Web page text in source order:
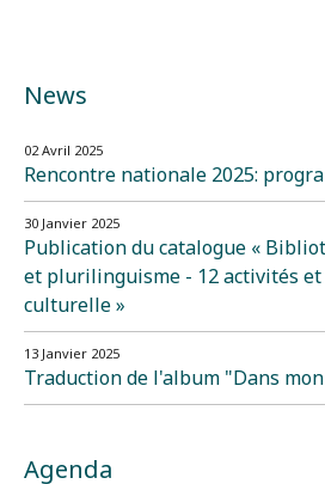
News
02 Avril 2025
Rencontre nationale 2025:
30 Janvier 2025
Publication du catalogue «
et plurilinguisme - 12 activités
culturelle »
13 Janvier 2025
Traduction de l'album "Dans
Agenda